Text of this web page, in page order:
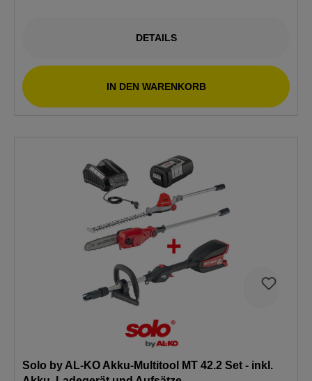
DETAILS
IN DEN WARENKORB
Solo by AL-KO Akku-Multitool MT 42.2 Set - inkl.